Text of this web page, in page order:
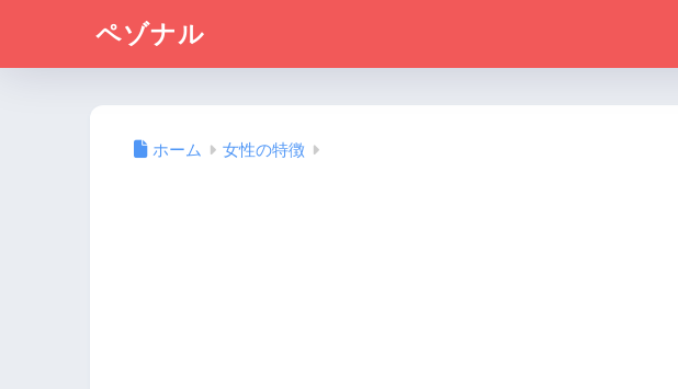
ペゾナル
ホーム 女性の特徴